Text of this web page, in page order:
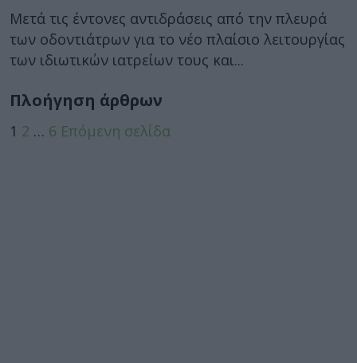
Μετά τις έντονες αντιδράσεις από την πλευρά
των οδοντιάτρων για το νέο πλαίσιο λειτουργίας
των ιδιωτικών ιατρείων τους και...
Πλοήγηση άρθρων
1 2 … 6 Επόμενη σελίδα